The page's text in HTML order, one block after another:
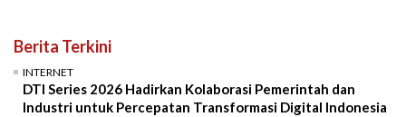
Berita Terkini
INTERNET
DTI Series 2026 Hadirkan Kolaborasi Pemerintah dan
Industri untuk Percepatan Transformasi Digital Indonesia